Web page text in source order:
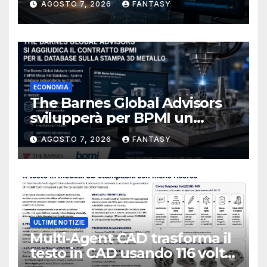
AGOSTO 7, 2026 FANTASY
ECONOMIA
The Barnes Global Advisors
svilupperà per BPMI un
database per la stampa 3D
metallica destinata alla filiera
navale statunitense
AGOSTO 7, 2026 FANTASY
ULTIME NOTIZIE
Multi-Agent CAD trasforma il
testo in CAD usando 116 volte